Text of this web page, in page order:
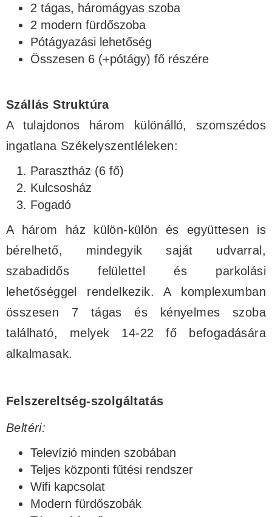
2 tágas, háromágyas szoba
2 modern fürdőszoba
Pótágyazási lehetőség
Összesen 6 (+pótágy) fő részére
Szállás Struktúra
A tulajdonos három különálló, szomszédos
ingatlana Székelyszentléleken:
Parasztház (6 fő)
Kulcsosház
Fogadó
A három ház külön-külön és együttesen is
bérelhető, mindegyik saját udvarral,
szabadidős felülettel és parkolási
lehetőséggel rendelkezik. A komplexumban
összesen 7 tágas és kényelmes szoba
található, melyek 14-22 fő befogadására
alkalmasak.
Felszereltség-szolgáltatás
Beltéri:
Televízió minden szobában
Teljes központi fűtési rendszer
Wifi kapcsolat
Modern fürdőszobák